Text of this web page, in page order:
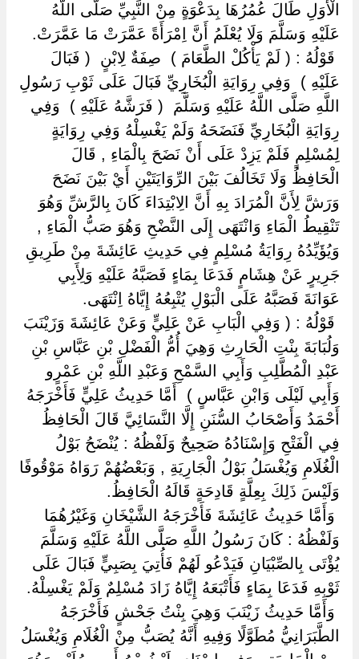
الْأُوَلِ طَالَ عُمُرُهَا بِدَعْوَةٍ مِنْ النَّبِيِّ صَلَّى اللَّهُ
عَلَيْهِ وَسَلَّمَ وَلَا يُعْلَمُ أَنَّ اِمْرَأَةً عَمَّرَتْ مَا عَمَّرَتْ.
‏ ‏قَوْلُهُ : ( لَمْ يَأْكُلْ الطَّعَامَ ) ‏ ‏صِفَةٌ لِابْنٍ ‏ ‏( فَبَالَ
عَلَيْهِ ) ‏ ‏وَفِي رِوَايَةِ الْبُخَارِيِّ فَبَالَ عَلَى ثَوْبِ رَسُولِ
اللَّهِ صَلَّى اللَّهُ عَلَيْهِ وَسَلَّمَ ‏ ‏( فَرَشَّهُ عَلَيْهِ ) ‏ ‏وَفِي
رِوَايَةِ الْبُخَارِيِّ فَنَضَحَهُ وَلَمْ يَغْسِلْهُ وَفِي رِوَايَةٍ
لِمُسْلِمٍ فَلَمْ يَزِدْ عَلَى أَنْ نَضَحَ بِالْمَاءِ , قَالَ
الْحَافِظُ وَلَا تَخَالُفَ بَيْنَ الرِّوَايَتَيْنِ أَيْ بَيْنَ نَضَحَ
وَرَشَّ لِأَنَّ الْمُرَادَ بِهِ أَنَّ الِابْتِدَاءَ كَانَ بِالرَّشِّ وَهُوَ
تَنْقِيطُ الْمَاءِ وَانْتَهَى إِلَى النَّضْحِ وَهُوَ صَبُّ الْمَاءِ ,
وَيُؤَيِّدُهُ رِوَايَةُ مُسْلِمٍ فِي حَدِيثِ عَائِشَةَ مِنْ طَرِيقِ
جَرِيرٍ عَنْ هِشَامٍ فَدَعَا بِمَاءٍ فَصَبَّهُ عَلَيْهِ وَلِأَبِي
عَوَانَةَ فَصَبَّهُ عَلَى الْبَوْلِ يُتْبِعُهُ إِيَّاهُ اِنْتَهَى.
‏ ‏قَوْلُهُ : ( وَفِي الْبَابِ عَنْ عَلِيٍّ وَعَنْ عَائِشَةَ وَزَيْنَبَ
وَلُبَابَةَ بِنْتِ الْحَارِثِ وَهِيَ أُمُّ الْفَضْلِ بْنِ عَبَّاسِ بْنِ
عَبْدِ الْمُطَّلِبِ وَأَبِي السَّمْحِ وَعَبْدِ اللَّهِ بْنِ عَمْرٍو
وَأَبِي لَيْلَى وَابْنِ عَبَّاسٍ ) ‏ ‏أَمَّا حَدِيثُ عَلِيٍّ فَأَخْرَجَهُ
أَحْمَدُ وَأَصْحَابُ السُّنَنِ إِلَّا النَّسَائِيَّ قَالَ الْحَافِظُ
فِي الْفَتْحِ وَإِسْنَادُهُ صَحِيحٌ وَلَفْظُهُ : يُنْضَحُ بَوْلُ
الْغُلَامِ وَيُغْسَلُ بَوْلُ الْجَارِيَةِ , وَبَعْضُهُمْ رَوَاهُ مَوْقُوفًا
وَلَيْسَ ذَلِكَ بِعِلَّةٍ قَادِحَةٍ قَالَهُ الْحَافِظُ.
‏ ‏وَأَمَّا حَدِيثُ عَائِشَةَ فَأَخْرَجَهُ الشَّيْخَانِ وَغَيْرُهُمَا
وَلَفْظُهُ : كَانَ رَسُولُ اللَّهِ صَلَّى اللَّهُ عَلَيْهِ وَسَلَّمَ
يُؤْتَى بِالصِّبْيَانِ فَيَدْعُو لَهُمْ فَأُتِيَ بِصَبِيٍّ فَبَالَ عَلَى
ثَوْبِهِ فَدَعَا بِمَاءٍ فَأَتْبَعَهُ إِيَّاهُ زَادَ مُسْلِمٌ وَلَمْ يَغْسِلْهُ.
‏ ‏وَأَمَّا حَدِيثُ زَيْنَبَ وَهِيَ بِنْتُ جَحْشٍ فَأَخْرَجَهُ
الطَّبَرَانِيُّ مُطَوَّلًا وَفِيهِ أَنَّهُ يُصَبُّ مِنْ الْغُلَامِ وَيُغْسَلُ